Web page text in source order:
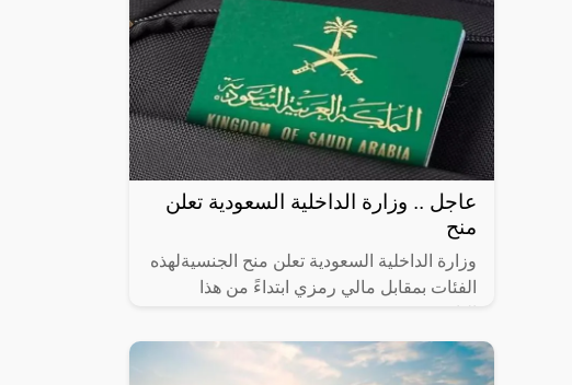
عاجل .. وزارة الداخلية السعودية تعلن
منح
وزارة الداخلية السعودية تعلن منح الجنسيةلهذه
الفئات بمقابل مالي رمزي ابتداءً من هذا